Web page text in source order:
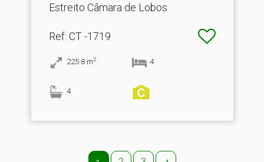
Estreito Câmara de Lobos
Ref: CT -1719
225.8 m2 4
4